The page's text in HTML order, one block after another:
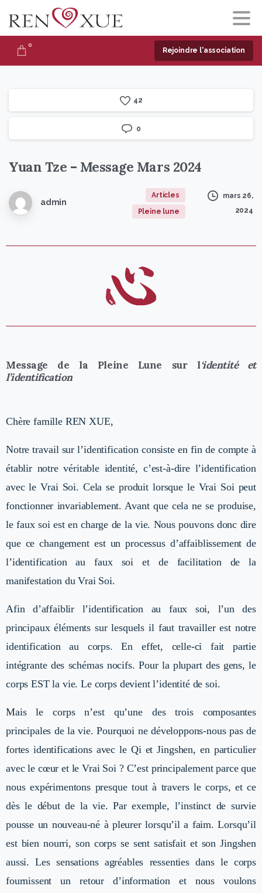
0
Rejoindre l'association
42
0
Yuan Tze – Message Mars 2024
admin
Articles
Pleine lune
mars 26,
2024
Message de la Pleine Lune sur l‘identité et
l’identification
Chère famille REN XUE,
Notre travail sur l’identification consiste en fin de compte à
établir notre véritable identité, c’est-à-dire l’identification
avec le Vrai Soi. Cela se produit lorsque le Vrai Soi peut
fonctionner invariablement. Avant que cela ne se produise,
le faux soi est en charge de la vie. Nous pouvons donc dire
que ce changement est un processus d’affaiblissement de
l’identification au faux soi et de facilitation de la
manifestation du Vrai Soi.
Afin d’affaiblir l’identification au faux soi, l’un des
principaux éléments sur lesquels il faut travailler est notre
identification au corps. En effet, celle-ci fait partie
intégrante des schémas nocifs. Pour la plupart des gens, le
corps EST la vie. Le corps devient l’identité de soi.
Mais le corps n’est qu’une des trois composantes
principales de la vie. Pourquoi ne développons-nous pas de
fortes identifications avec le Qi et Jingshen, en particulier
avec le cœur et le Vrai Soi ? C’est principalement parce que
nous expérimentons presque tout à travers le corps, et ce
dès le début de la vie. Par exemple, l’instinct de survie
pousse un nouveau-né à pleurer lorsqu’il a faim. Lorsqu’il
est bien nourri, son corps se sent satisfait et son Jingshen
aussi. Les sensations agréables ressenties dans le corps
fournissent un retour d’information et nous voulons